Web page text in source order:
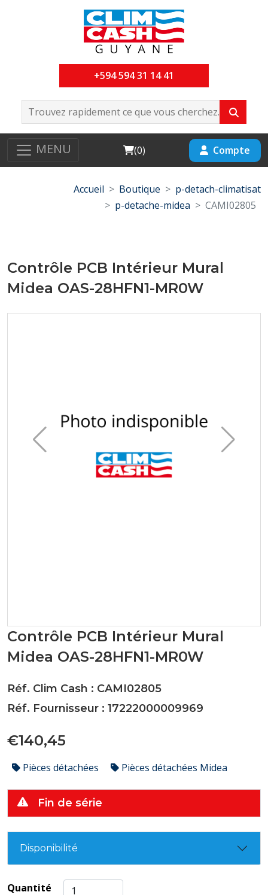
+594 594 31 14 41
MENU Cart
(0) Compte
Accueil Boutique
p-detach-climatisat
p-detache-midea
CAMI02805
Contrôle PCB Intérieur Mural
Midea OAS-28HFN1-MR0W
Contrôle PCB Intérieur Mural
Midea OAS-28HFN1-MR0W
Réf. Clim Cash : CAMI02805
Réf. Fournisseur : 17222000009969
€140,45
Pièces détachées Pièces détachées Midea
Fin de série
Disponibilité
Quantité